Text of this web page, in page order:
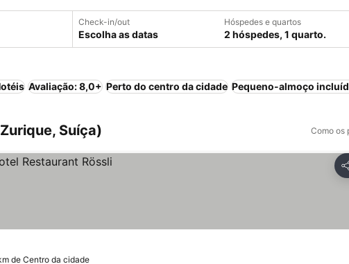
Check-in/out
Escolha as datas
Hóspedes e quartos
2 hóspedes, 1 quarto.
Avaliação: 8,0+ Perto do centro da cidade Pequeno-almoço
Suíça) Como os
de Centro da cidade